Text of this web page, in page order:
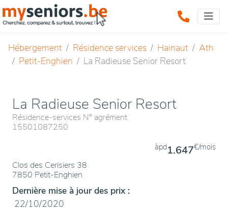
Hébergement Résidence services Hainaut
Ath
Petit-Enghien
La Radieuse Senior Resort
La Radieuse Senior Resort
Résidence-services N° agrément
15501087250
Clos des Cerisiers 38
7850 Petit-Enghien
àpd1.647€/mois
Dernière mise à jour des prix :
22/10/2020